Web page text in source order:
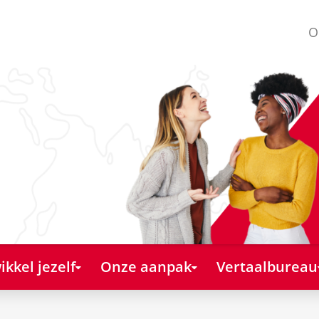
jezelf Onze aanpak Vertaalbureau